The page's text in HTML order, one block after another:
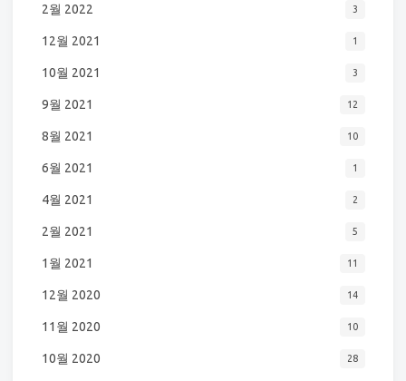
2월 2022 3
12월 2021 1
10월 2021 3
9월 2021 12
8월 2021 10
6월 2021 1
4월 2021 2
2월 2021 5
1월 2021 11
12월 2020 14
11월 2020 10
10월 2020 28